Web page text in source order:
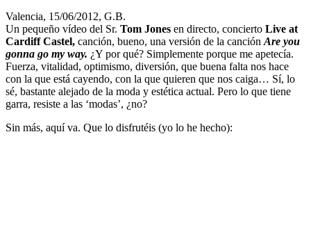
Valencia, 15/06/2012, G.B.
Un pequeño vídeo del Sr. Tom Jones en directo, concierto Live at
Cardiff Castel, canción, bueno, una versión de la canción Are you
gonna go my way. ¿Y por qué? Simplemente porque me apetecía.
Fuerza, vitalidad, optimismo, diversión, que buena falta nos hace
con la que está cayendo, con la que quieren que nos caiga… Sí, lo
sé, bastante alejado de la moda y estética actual. Pero lo que tiene
garra, resiste a las ‘modas’, ¿no?
Sin más, aquí va. Que lo disfrutéis (yo lo he hecho):